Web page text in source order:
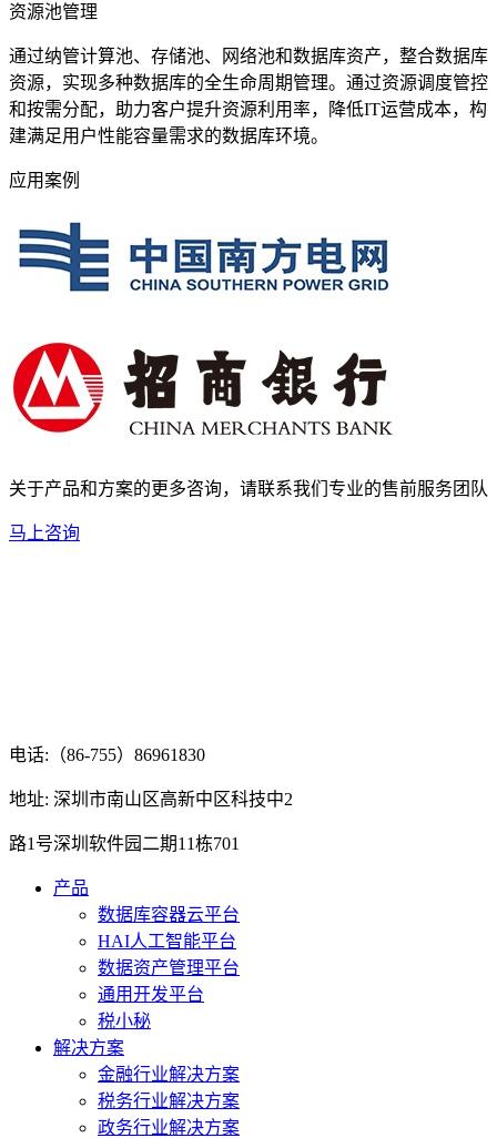
资源池管理
通过纳管计算池、存储池、网络池和数据库资产，整合数据库
资源，实现多种数据库的全生命周期管理。通过资源调度管控
和按需分配，助力客户提升资源利用率，降低IT运营成本，构
建满足用户性能容量需求的数据库环境。
应用案例
关于产品和方案的更多咨询，请联系我们专业的售前服务团队
马上咨询
电话:（86-755）86961830
地址: 深圳市南山区高新中区科技中2
路1号深圳软件园二期11栋701
产品
数据库容器云平台
HAI人工智能平台
数据资产管理平台
通用开发平台
税小秘
解决方案
金融行业解决方案
税务行业解决方案
政务行业解决方案